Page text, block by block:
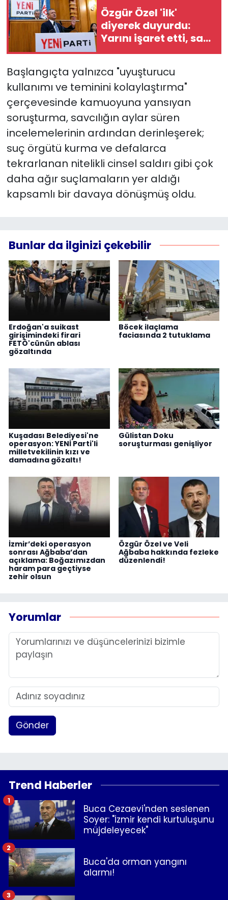
Özgür Özel 'ilk'
diyerek duyurdu:
Yarını işaret etti, saat
verdi
Başlangıçta yalnızca "uyuşturucu
kullanımı ve teminini kolaylaştırma"
çerçevesinde kamuoyuna yansıyan
soruşturma, savcılığın aylar süren
incelemelerinin ardından derinleşerek;
suç örgütü kurma ve defalarca
tekrarlanan nitelikli cinsel saldırı gibi çok
daha ağır suçlamaların yer aldığı
kapsamlı bir davaya dönüşmüş oldu.
Bunlar da ilginizi çekebilir
Erdoğan'a suikast
girişimindeki firari
FETÖ'cünün ablası
gözaltında
Böcek ilaçlama
faciasında 2 tutuklama
Kuşadası Belediyesi'ne
operasyon: YENİ Parti'li
milletvekilinin kızı ve
damadına gözaltı!
Gülistan Doku
soruşturması genişliyor
İzmir’deki operasyon
sonrası Ağbaba’dan
açıklama: Boğazımızdan
haram para geçtiyse
zehir olsun
Özgür Özel ve Veli
Ağbaba hakkında fezleke
düzenlendi!
Yorumlar
Gönder
Trend Haberler
Buca Cezaevi'nden seslenen
Soyer: "İzmir kendi kurtuluşunu
müjdeleyecek"
1
Buca'da orman yangını
alarmı!
2
3